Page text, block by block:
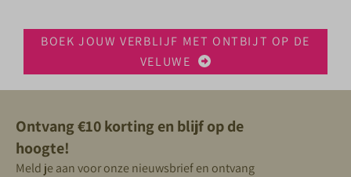
BOEK JOUW VERBLIJF MET ONTBIJT OP DE
VELUWE
Ontvang €10 korting en blijf op de
hoogte!
Meld je aan voor onze nieuwsbrief en ontvang